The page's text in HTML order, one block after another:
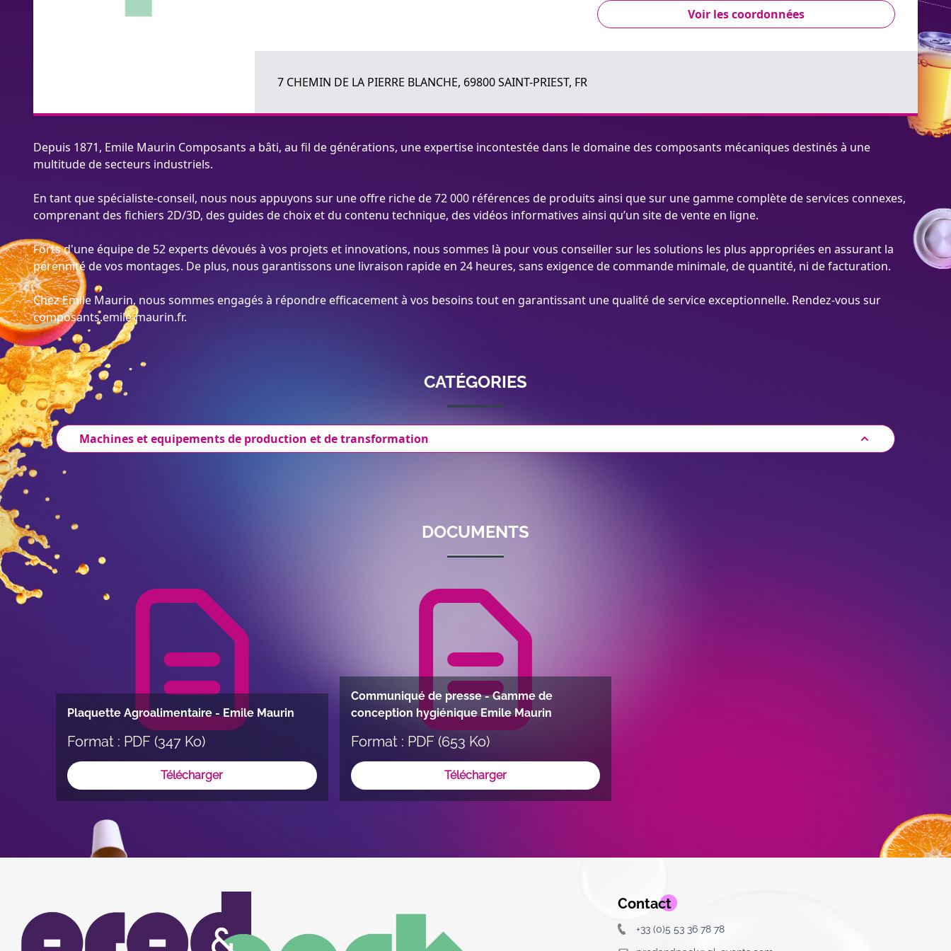
Voir les coordonnées
7 CHEMIN DE LA PIERRE BLANCHE, 69800 SAINT-PRIEST, FR
Depuis 1871, Emile Maurin Composants a bâti, au fil de générations, une expertise incontestée dans le domaine des composants mécaniques destinés à une
multitude de secteurs industriels.
En tant que spécialiste-conseil, nous nous appuyons sur une offre riche de 72 000 références de produits ainsi que sur une gamme complète de services connexes,
comprenant des fichiers 2D/3D, des guides de choix et du contenu technique, des vidéos informatives ainsi qu’un site de vente en ligne.
Forts d'une équipe de 52 experts dévoués à vos projets et innovations, nous sommes là pour vous conseiller sur les solutions les plus appropriées en assurant la
pérennité de vos montages. De plus, nous garantissons une livraison rapide en 24 heures, sans exigence de commande minimale, de quantité, ni de facturation.
Chez Emile Maurin, nous sommes engagés à répondre efficacement à vos besoins tout en garantissant une qualité de service exceptionnelle. Rendez-vous sur
composants.emile-maurin.fr.
CATÉGORIES
Machines et equipements de production et de transformation
DOCUMENTS
Plaquette Agroalimentaire - Emile Maurin
Format : PDF (347 Ko)
Télécharger
Communiqué de presse - Gamme de
conception hygiénique Emile Maurin
Format : PDF (653 Ko)
Télécharger
du
logo
Contact
+33 (0)5 53 36 78 78